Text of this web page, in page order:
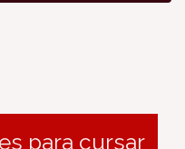
para cursar